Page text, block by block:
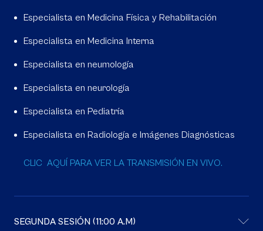
Especialista en Medicina Física y Rehabilitación
Especialista en Medicina Interna
Especialista en neumología
Especialista en neurología
Especialista en Pediatría
Especialista en Radiología e Imágenes Diagnósticas
CLIC AQUÍ PARA VER LA TRANSMISIÓN EN VIVO.
SEGUNDA SESIÓN (11:00 A.M)